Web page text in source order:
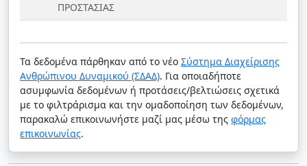
ΠΡΟΣΤΑΣΙΑΣ
Τα δεδομένα πάρθηκαν από το νέο Σύστημα Διαχείρισης
Ανθρώπινου Δυναμικού (ΣΔΑΔ). Για οποιαδήποτε
ασυμφωνία δεδομένων ή προτάσεις/βελτιώσεις σχετικά
με το φιλτράρισμα και την ομαδοποίηση των δεδομένων,
παρακαλώ επικοινωνήστε μαζί μας μέσω της φόρμας
επικοινωνίας.